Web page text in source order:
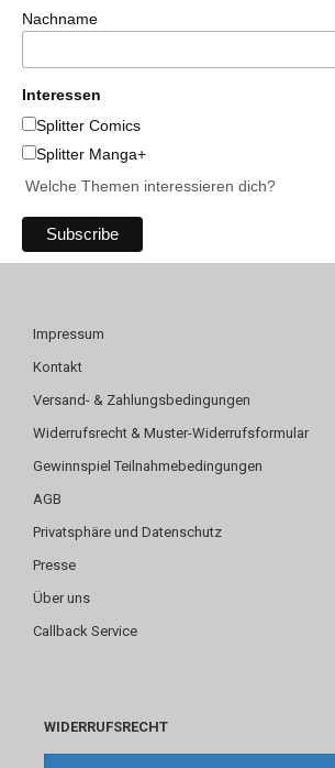
Nachname
Interessen
Splitter Comics
Splitter Manga+
Welche Themen interessieren dich?
Impressum
Kontakt
Versand- & Zahlungsbedingungen
Widerrufsrecht & Muster-Widerrufsformular
Gewinnspiel Teilnahmebedingungen
AGB
Privatsphäre und Datenschutz
Presse
Über uns
Callback Service
WIDERRUFSRECHT